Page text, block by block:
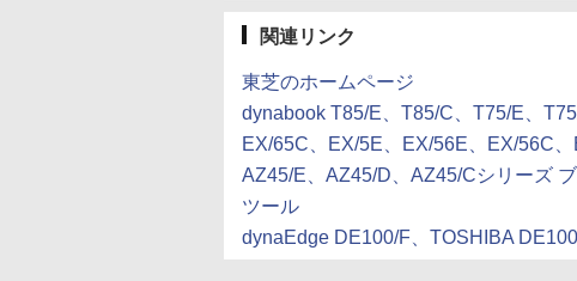
関連リンク
東芝のホームページ
dynabook T85/E、T85/C、T75/E、
EX/65C、EX/5E、EX/56E、EX/56C
AZ45/E、AZ45/D、AZ45/Cシリーズ
ツール
dynaEdge DE100/F、TOSHIBA